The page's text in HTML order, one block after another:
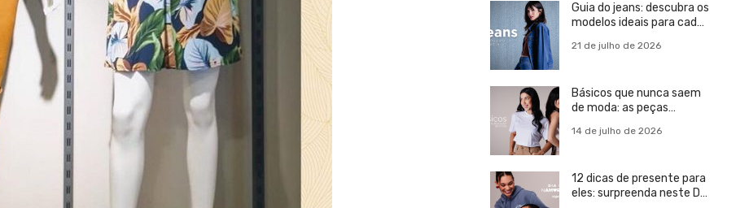
Guia do jeans: descubra os
modelos ideais para cada
21 de julho de 2026
Básicos que nunca saem
de moda: as peças
guarda-roupa versátil
14 de julho de 2026
12 dicas de presente para
eles: surpreenda neste Dia